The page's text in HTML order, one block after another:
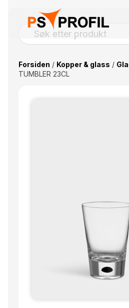
Forsiden / Kopper & glass /
TUMBLER 23CL